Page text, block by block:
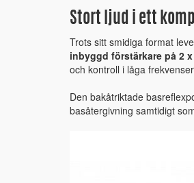
Stort ljud i ett
Trots sitt smidiga format
inbyggd förstärkare på 2
och kontroll i låga
Den bakåtriktade
basåtergivning samtidigt